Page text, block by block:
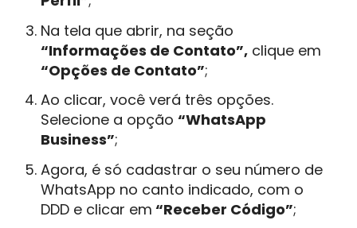
Na tela que abrir, na seção
“Informações de Contato”,clique em
“Opções de Contato”;
Ao clicar, você verá três opções.
Selecione a opção “WhatsApp
Business”;
Agora, é só cadastrar o seu número de
WhatsApp no canto indicado, com o
DDD e clicar em “Receber Código”;